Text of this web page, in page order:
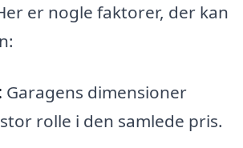
er nogle faktorer, der kan
Garagens dimensioner
rolle i den samlede pris.